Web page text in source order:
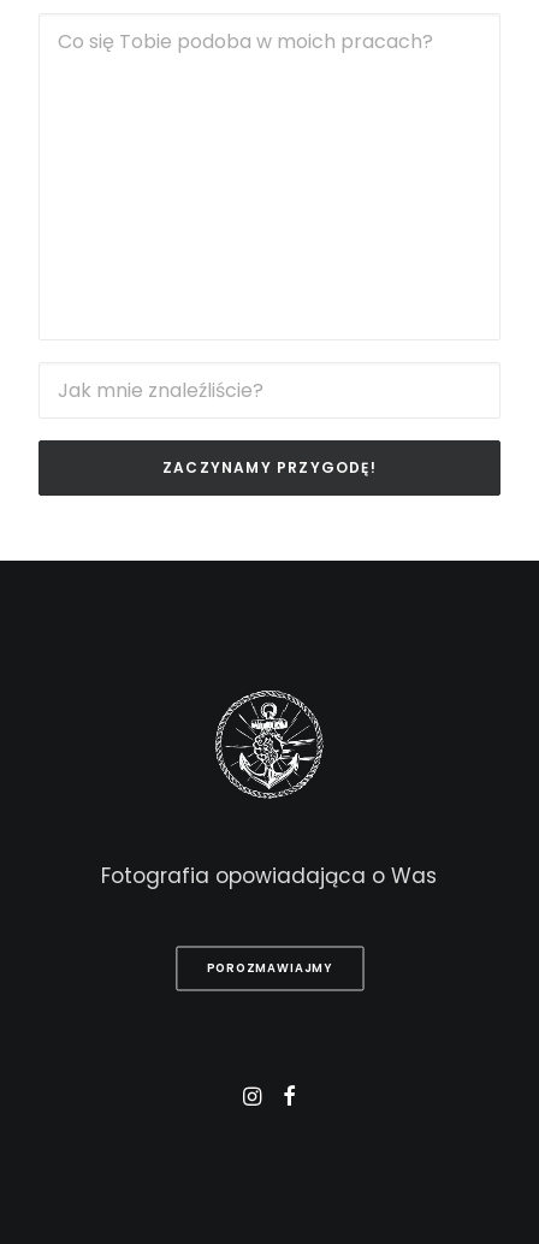
Fotografia opowiadająca o Was
POROZMAWIAJMY